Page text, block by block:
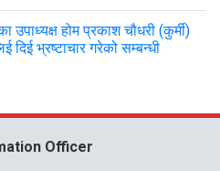
उपाध्यक्ष होम प्रकाश चौधरी (कुर्मी)
भ्रष्टाचार गरेको सम्बन्धी
Officer